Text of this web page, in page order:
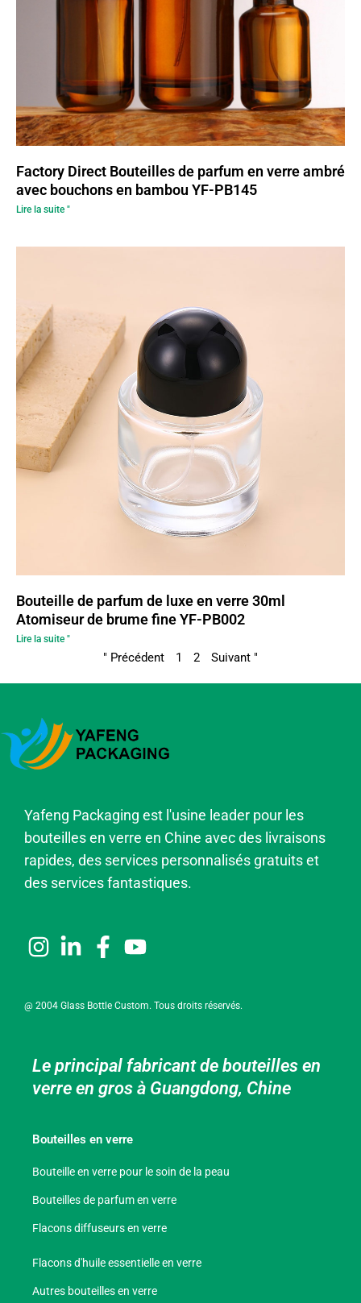
Factory Direct Bouteilles de parfum en verre ambré
avec bouchons en bambou YF-PB145
Lire la suite "
Bouteille de parfum de luxe en verre 30ml
Atomiseur de brume fine YF-PB002
Lire la suite "
" Précédent 1 2 Suivant "
Yafeng Packaging est l'usine leader pour les
bouteilles en verre en Chine avec des livraisons
rapides, des services personnalisés gratuits et
des services fantastiques.
@ 2004 Glass Bottle Custom. Tous droits réservés.
Le principal fabricant de bouteilles en
verre en gros à Guangdong, Chine
Bouteilles en verre
Bouteille en verre pour le soin de la peau
Bouteilles de parfum en verre
Flacons diffuseurs en verre
Flacons d'huile essentielle en verre
Autres bouteilles en verre